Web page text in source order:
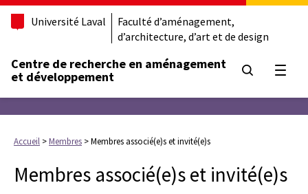
Université Laval
Faculté d’aménagement,
d’architecture, d’art et de design
Centre de recherche en aménagement
et développement
Accueil >Membres >Membres associé(e)s et invité(e)s
Membres associé(e)s et invité(e)s